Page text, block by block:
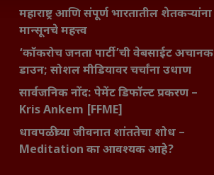
महाराष्ट्र आणि संपूर्ण भारतातील शेतकऱ्यांना
मान्सूनचे महत्त्व
‘कॉकरोच जनता पार्टी’ची वेबसाईट अचानक
डाउन; सोशल मीडियावर चर्चांना उधाण
सार्वजनिक नोंद: पेमेंट डिफॉल्ट प्रकरण –
Kris Ankem [FFME]
धावपळीच्या जीवनात शांततेचा शोध –
Meditation का आवश्यक आहे?